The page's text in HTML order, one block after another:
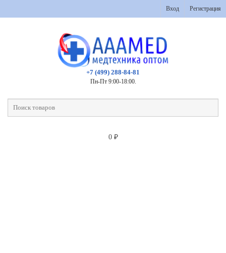
Вход Регистрация
+7 (499) 288-84-81
Пн-Пт 9:00-18:00.
0 ₽